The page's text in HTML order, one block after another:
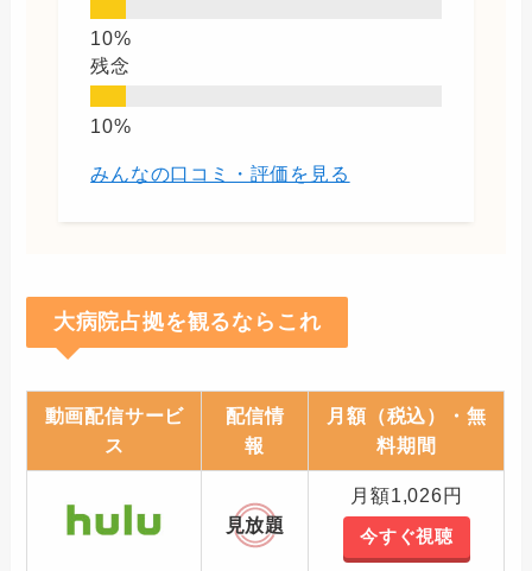
残念
みんなの口コミ・評価を見る
大病院占拠を観るならこれ
動画配信サービ
ス
配信情
報
月額（税込）・無
料期間
見放題
月額1,026円
今すぐ視聴